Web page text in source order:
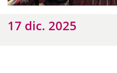
17 dic. 2025